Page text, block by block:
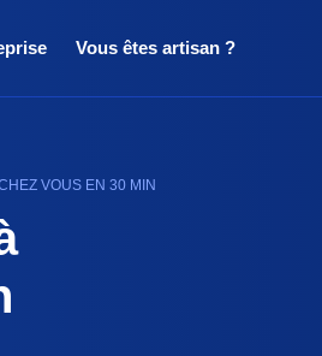
Vous êtes artisan ?
VOUS EN 30 MIN